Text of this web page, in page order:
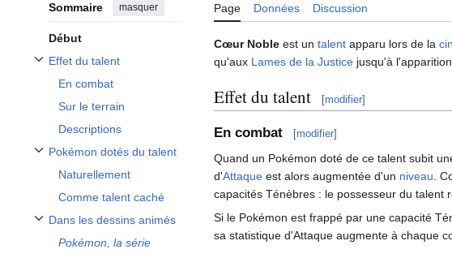
Sommaire masquer
Début
Effet du talent
Afficher / masquer la sous-section Effet du talent
En combat
Sur le terrain
Descriptions
Pokémon dotés du talent
Afficher / masquer la sous-section Pokémon dotés du talent
Naturellement
Comme talent caché
Dans les dessins animés
Afficher / masquer la sous-section Dans les dessins animés
Pokémon, la série
Page Données Discussion
Cœur Noble est un talent apparu lors de la
qu'aux Lames de la Justice jusqu'à
Effet du talent [modifier]
En combat [modifier]
Quand un Pokémon doté de ce talent subit
d'Attaque est alors augmentée d'un niveau .
capacités Ténèbres : le possesseur du talent
Si le Pokémon est frappé par une capacité
sa statistique d'Attaque augmente à chaque